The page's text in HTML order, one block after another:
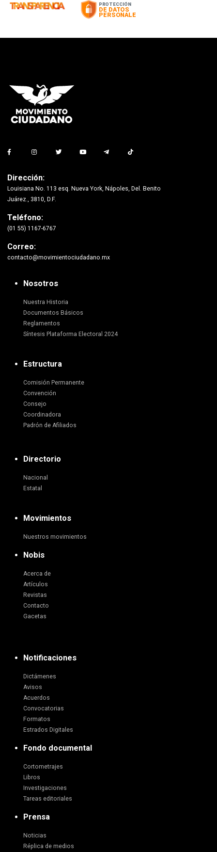
Dirección:
Louisiana No. 113 esq. Nueva York, Nápoles, Del. Benito
Juárez., 3810, D.F.
Teléfono:
(01 55) 1167-6767
Correo:
contacto@movimientociudadano.mx
Nosotros
Nuestra Historia
Documentos Básicos
Reglamentos
Síntesis Plataforma Electoral 2024
Estructura
Comisión Permanente
Convención
Consejo
Coordinadora
Padrón de Afiliados
Directorio
Nacional
Estatal
Movimientos
Nuestros movimientos
Nobis
Acerca de
Artículos
Revistas
Contacto
Gacetas
Notificaciones
Dictámenes
Avisos
Acuerdos
Convocatorias
Formatos
Estrados Digitales
Fondo documental
Cortometrajes
Libros
Investigaciones
Tareas editoriales
Prensa
Noticias
Réplica de medios